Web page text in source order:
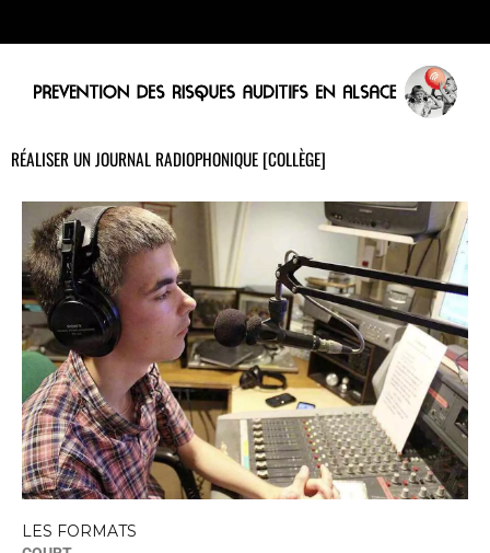
RÉALISER UN JOURNAL RADIOPHONIQUE [COLLÈGE]
LES FORMATS